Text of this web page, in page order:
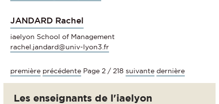
JANDARD Rachel
iaelyon School of Management
rachel.jandard@univ-lyon3.fr
première précédente Page 2 / 218 suivante dernière
Les enseignants de l'iaelyon